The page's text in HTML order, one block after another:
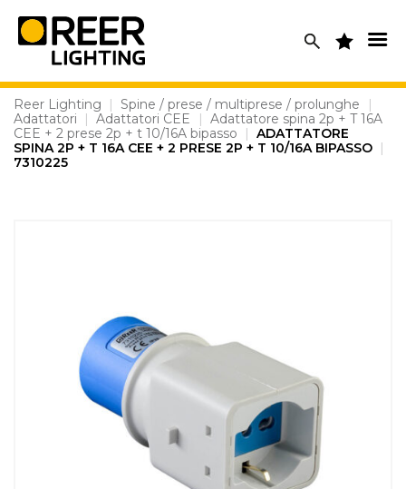
content
Reer Lighting | Spine / prese / multiprese / prolunghe
|
Adattatori
| Adattatori CEE | Adattatore spina 2p + T 16A
CEE + 2 prese 2p + t 10/16A bipasso
| ADATTATORE
SPINA 2P + T 16A CEE + 2 PRESE 2P + T 10/16A BIPASSO |
7310225